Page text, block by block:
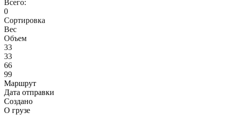
Всего:
0
Сортировка
Вес
Объем
33
33
66
99
Маршрут
Дата отправки
Создано
О грузе